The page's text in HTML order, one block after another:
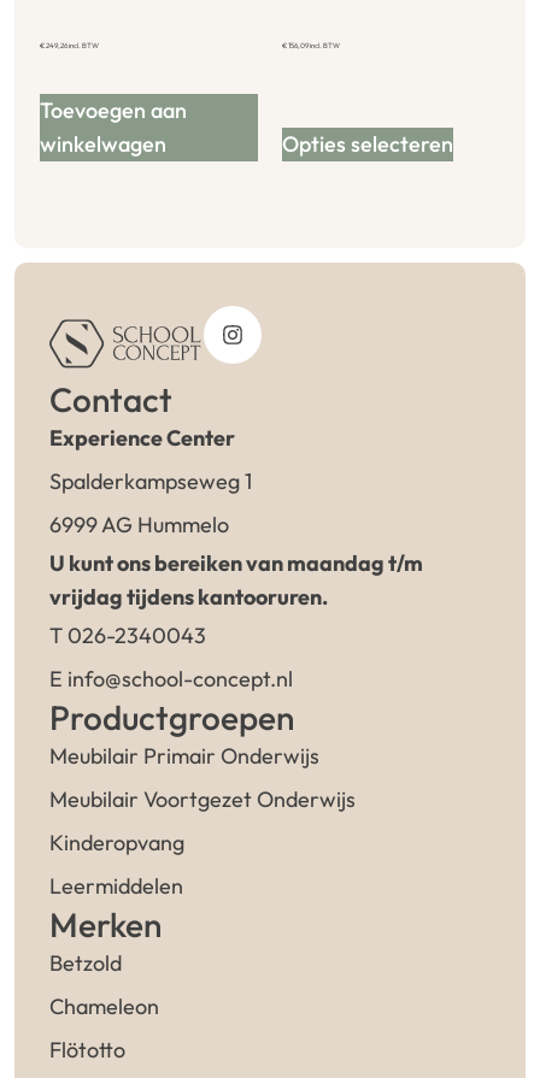
€249,26incl. BTW
Toevoegen aan
winkelwagen
€156,09incl. BTW
Opties selecteren
Contact
Experience Center
Spalderkampseweg 1
6999 AG Hummelo
U kunt ons bereiken van maandag t/m
vrijdag tijdens kantooruren.
T 026-2340043
E info@school-concept.nl
Productgroepen
Meubilair Primair Onderwijs
Meubilair Voortgezet Onderwijs
Kinderopvang
Leermiddelen
Merken
Betzold
Chameleon
Flötotto